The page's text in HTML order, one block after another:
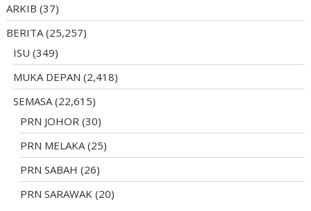
ARKIB (37)
BERITA (25,257)
ISU (349)
MUKA DEPAN (2,418)
SEMASA (22,615)
PRN JOHOR (30)
PRN MELAKA (25)
PRN SABAH (26)
PRN SARAWAK (20)